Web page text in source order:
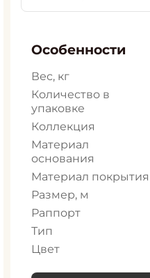
Особенности
Вес, кг
Количество в
упаковке
Коллекция
Материал
основания
Материал покрытия
Размер, м
Раппорт
Тип
Цвет